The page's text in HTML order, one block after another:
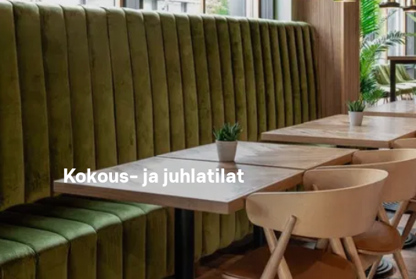
Kokous- ja juhlatilat